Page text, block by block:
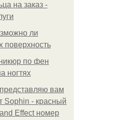
на заказ -
ли
поверхность
по фен
ногтях
вам
Sophin - красный
Effect номер